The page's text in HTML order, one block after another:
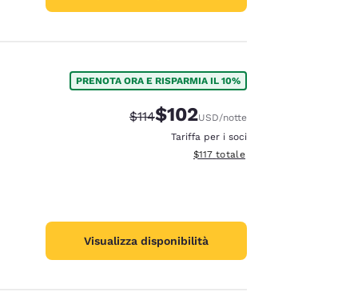
PRENOTA ORA E RISPARMIA IL 10%
Tariffa di barratura:
$114Tariffa scontata:
$102USD/notte
Tariffa per i soci
Visualizza i dettagli totali
$117 totale
Visualizza disponibilità